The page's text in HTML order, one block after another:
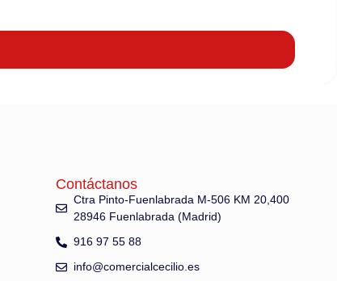
Contáctanos
Ctra Pinto-Fuenlabrada M-506 KM 20,400
28946 Fuenlabrada (Madrid)
916 97 55 88
info@comercialcecilio.es